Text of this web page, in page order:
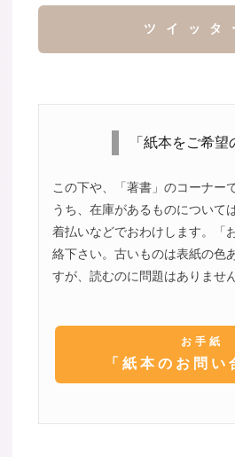
ツイッタ
「紙本をご希望
この下や、「著書」のコーナー
うち、在庫があるものについて
着払いなどでおわけします。「
絡下さい。古いものは表紙の色
すが、読むのに問題はありません
お手紙
「紙本のお問い